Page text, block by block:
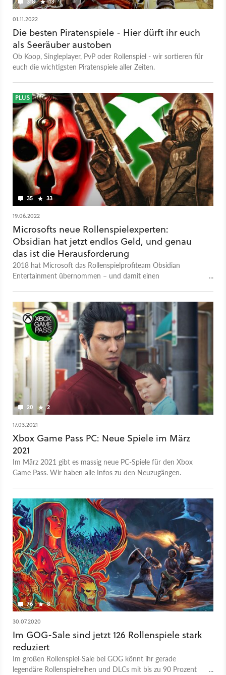
Prozent Rabatt) · One Piece Odyssey (60 Prozent Rabatt)
· Shadow Warrior 2 (90 Prozent Rabatt) · Risen 2:
Dark Waters (75 Prozent Rabatt) · Return to Monkey
Island (40 Prozent Rabatt) · Naruto Ultimate Ninja Storm
4 (60 Prozent Rabatt) · Mark of the Ninja Remastered
(60 Prozent Rabatt)
01.11.2022
Die besten Piratenspiele - Hier dürft ihr euch
als Seeräuber austoben
Ob Koop, Singleplayer, PvP oder Rollenspiel - wir sortieren für
euch die wichtigsten Piratenspiele aller Zeiten.
35 33
PLUS
19.06.2022
Microsofts neue Rollenspielexperten:
Obsidian hat jetzt endlos Geld, und genau
das ist die Herausforderung
2018 hat Microsoft das Rollenspielprofiteam Obsidian
Entertainment übernommen – und damit einen
Antwort.
20 2
17.03.2021
Xbox Game Pass PC: Neue Spiele im März
2021
Im März 2021 gibt es massig neue PC-Spiele für den Xbox
Game Pass. Wir haben alle Infos zu den Neuzugängen.
76 8
30.07.2020
Im GOG-Sale sind jetzt 126 Rollenspiele stark
reduziert
Im großen Rollenspiel-Sale bei GOG könnt ihr gerade
legendäre Rollenspielreihen und DLCs mit bis zu 90 Prozent